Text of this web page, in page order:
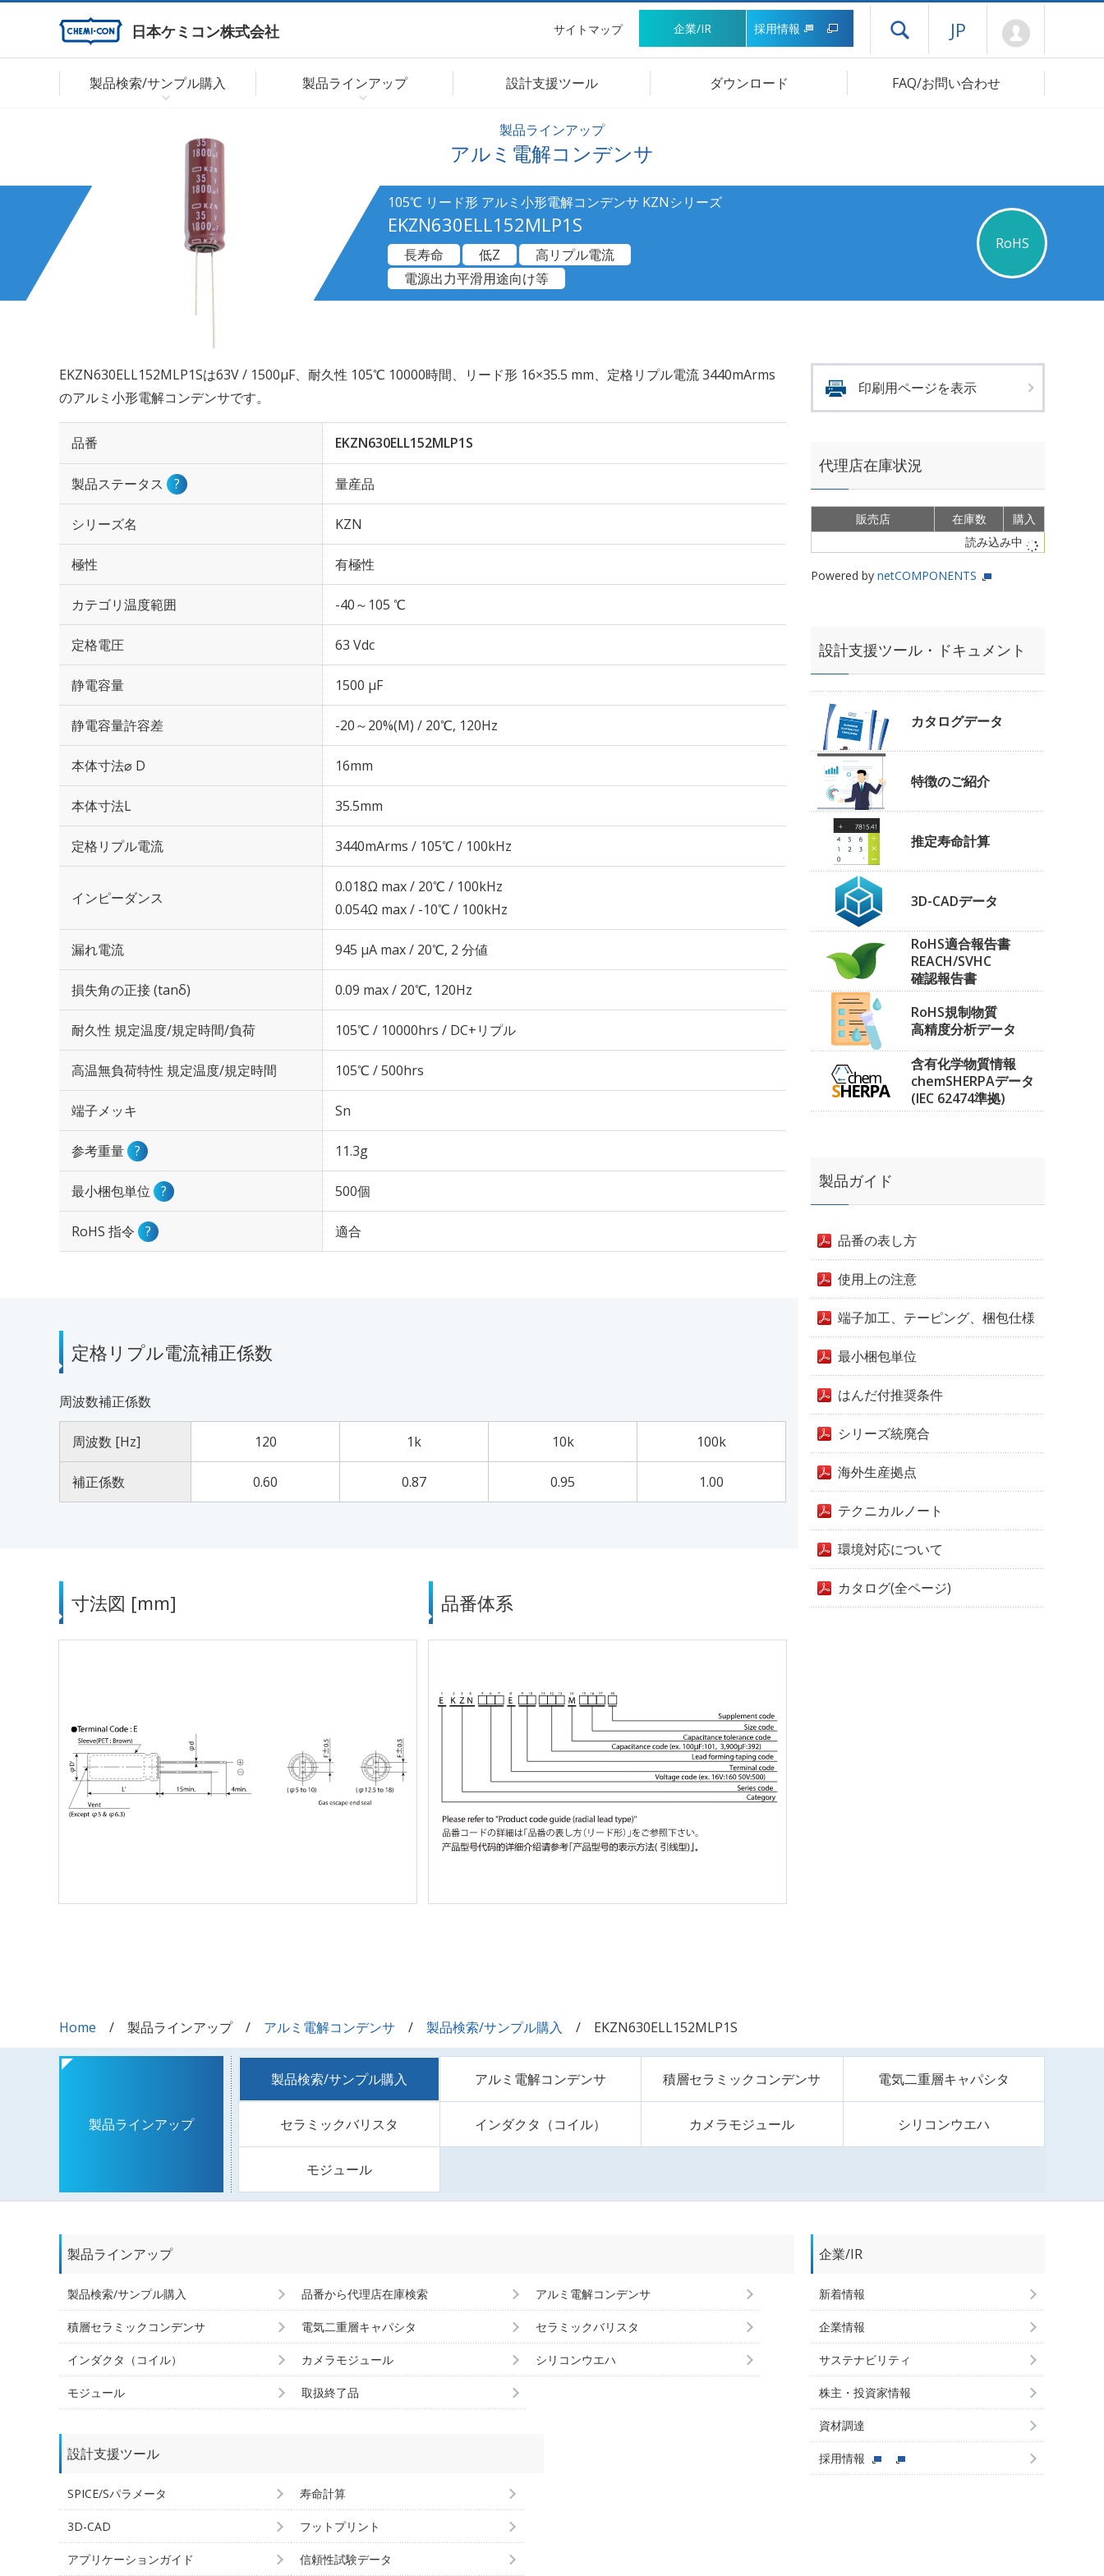
日本ケミコン株式会社 サイトマップ 企業/IR 採用情報 ドロワーメニューを開く
JP
製品検索/サンプル購入 製品ラインアップ 設計支援ツール ダウンロード FAQ/お問い合わせ
製品ラインアップ
アルミ電解コンデンサ
105℃ リード形 アルミ小形電解コンデンサ KZNシリーズ
EKZN630ELL152MLP1S
RoHS
長寿命 低Z
高リプル電流
電源出力平滑用途向け等
EKZN630ELL152MLP1Sは63V / 1500µF、耐久性 105℃ 10000時間、リード形 16×35.5 mm、定格リプル電流 3440mArms
のアルミ小形電解コンデンサです。
品番 EKZN630ELL152MLP1S
製品ステータス ? 量産品
シリーズ名 KZN
極性 有極性
カテゴリ温度範囲 -40～105 ℃
定格電圧 63 Vdc
静電容量 1500 µF
静電容量許容差 -20～20%(M) / 20℃, 120Hz
本体寸法⌀ D 16mm
本体寸法L 35.5mm
定格リプル電流 3440mArms / 105℃ / 100kHz
インピーダンス
0.018Ω max / 20℃ / 100kHz
0.054Ω max / -10℃ / 100kHz
漏れ電流 945 μA max / 20℃, 2 分値
損失角の正接 (tanδ) 0.09 max / 20℃, 120Hz
耐久性 規定温度/規定時間/負荷 105℃ / 10000hrs / DC+リプル
高温無負荷特性 規定温度/規定時間 105℃ / 500hrs
端子メッキ Sn
参考重量 ? 11.3g
最小梱包単位 ? 500個
RoHS 指令 ? 適合
定格リプル電流補正係数
周波数補正係数
周波数 [Hz] 120 1k 10k 100k
補正係数 0.60 0.87 0.95 1.00
寸法図 [mm] 品番体系
印刷用ページを表示
代理店在庫状況
販売店 在庫数
購入
読み込み中
Powered by netCOMPONENTS
設計支援ツール・ドキュメント
カタログデータ
特徴のご紹介
推定寿命計算
3D-CADデータ
RoHS適合報告書
REACH/SVHC
確認報告書
RoHS規制物質
高精度分析データ
含有化学物質情報
chemSHERPAデータ
(IEC 62474準拠)
製品ガイド
品番の表し方
使用上の注意
端子加工、テーピング、梱包仕様
最小梱包単位
はんだ付推奨条件
シリーズ統廃合
海外生産拠点
テクニカルノート
環境対応について
カタログ(全ページ)
Home 製品ラインアップ アルミ電解コンデンサ 製品検索/サンプル購入 EKZN630ELL152MLP1S
製品ラインアップ
製品検索/サンプル購入 アルミ電解コンデンサ 積層セラミックコンデンサ 電気二重層キャパシタ
セラミックバリスタ インダクタ（コイル） カメラモジュール シリコンウエハ
モジュール
製品ラインアップ
製品検索/サンプル購入 品番から代理店在庫検索 アルミ電解コンデンサ
積層セラミックコンデンサ 電気二重層キャパシタ セラミックバリスタ
インダクタ（コイル） カメラモジュール シリコンウエハ
モジュール 取扱終了品
設計支援ツール
SPICE/Sパラメータ 寿命計算
3D-CAD フットプリント
アプリケーションガイド 信頼性試験データ
企業/IR
新着情報
企業情報
サステナビリティ
株主・投資家情報
資材調達
採用情報